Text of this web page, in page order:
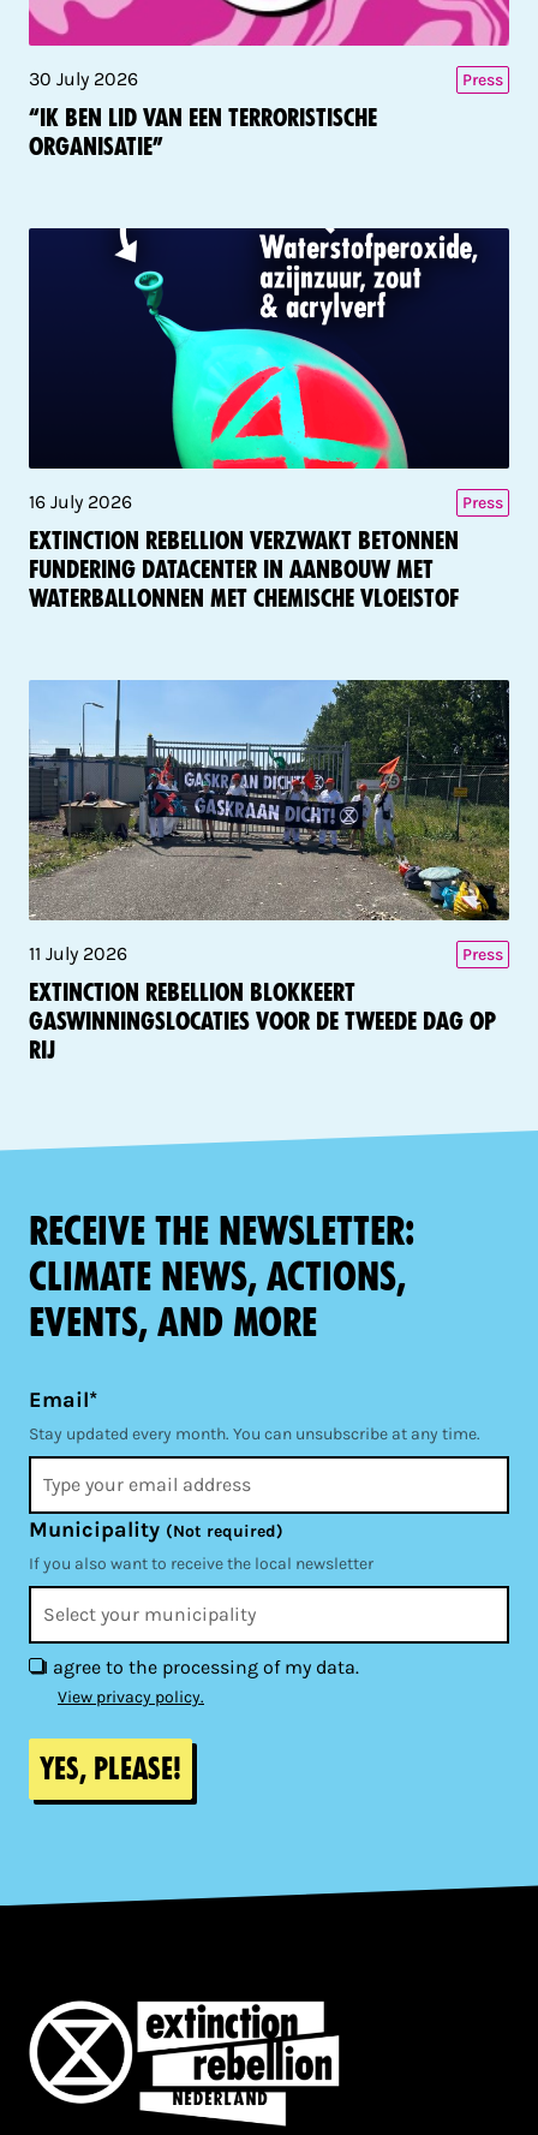
30 July 2026 Press
“Ik ben lid van een terroristische
organisatie”
16 July 2026 Press
Extinction Rebellion verzwakt betonnen
fundering datacenter in aanbouw met
waterballonnen met chemische vloeistof
11 July 2026 Press
Extinction Rebellion blokkeert
gaswinningslocaties voor de tweede dag op
rij
Receive the newsletter:
climate news, actions,
events, and more
Email*
Stay updated every month. You can unsubscribe at any time.
Municipality (Not required)
If you also want to receive the local newsletter
I agree to the processing of my data.
View privacy policy.
Yes, please!